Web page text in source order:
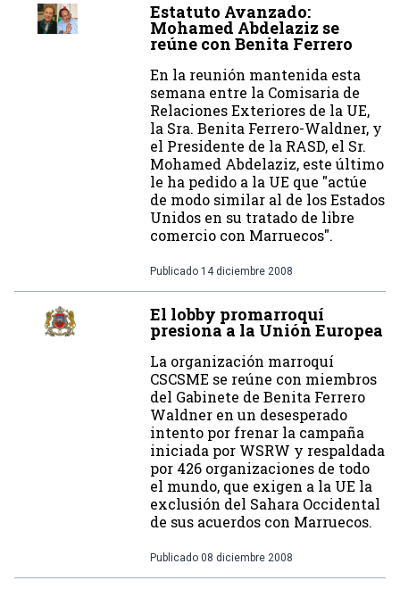
Estatuto Avanzado:
Mohamed Abdelaziz se
reúne con Benita Ferrero
En la reunión mantenida esta
semana entre la Comisaria de
Relaciones Exteriores de la UE,
la Sra. Benita Ferrero-Waldner, y
el Presidente de la RASD, el Sr.
Mohamed Abdelaziz, este último
le ha pedido a la UE que "actúe
de modo similar al de los Estados
Unidos en su tratado de libre
comercio con Marruecos".
Publicado 14 diciembre 2008
El lobby promarroquí
presiona a la Unión Europea
La organización marroquí
CSCSME se reúne con miembros
del Gabinete de Benita Ferrero
Waldner en un desesperado
intento por frenar la campaña
iniciada por WSRW y respaldada
por 426 organizaciones de todo
el mundo, que exigen a la UE la
exclusión del Sahara Occidental
de sus acuerdos con Marruecos.
Publicado 08 diciembre 2008